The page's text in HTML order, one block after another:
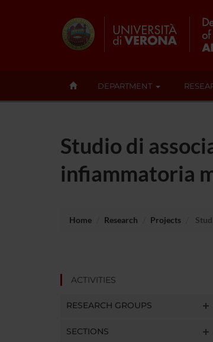
DEPARTMENT
Studio di
infiammatoria
Home Research Projects
ACTIVITIES
RESEARCH GROUPS
SECTIONS